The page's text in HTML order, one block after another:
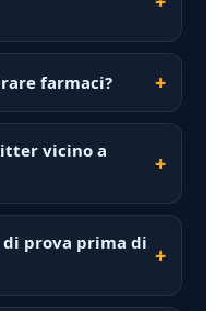
farmaci?
vicino a
di prova prima di